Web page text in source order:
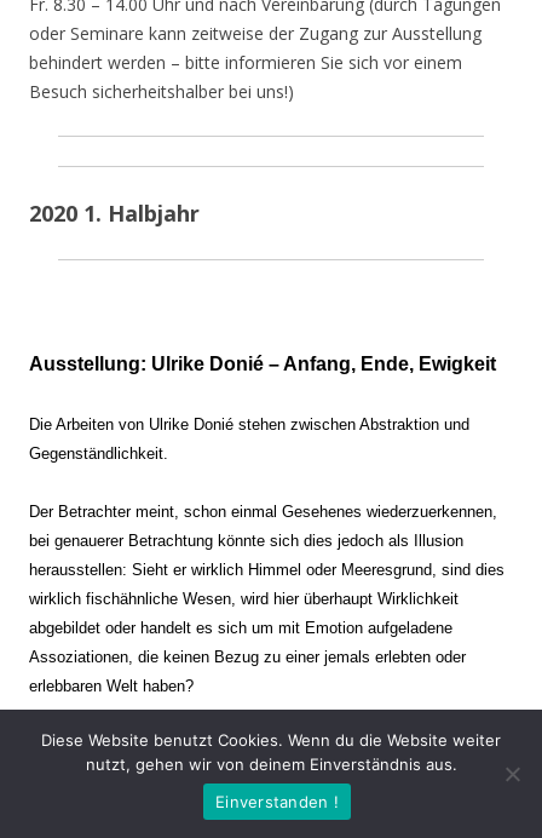
oder Seminare kann zeitweise der Zugang zur Ausstellung
behindert werden – bitte informieren Sie sich vor einem
Besuch sicherheitshalber bei uns!)
2020 1. Halbjahr
Ausstellung: Ulrike Donié – Anfang, Ende, Ewigkeit
Die Arbeiten von Ulrike Donié stehen zwischen Abstraktion und
Gegenständlichkeit.
Der Betrachter meint, schon einmal Gesehenes wiederzuerkennen,
bei genauerer Betrachtung könnte sich dies jedoch als Illusion
herausstellen: Sieht er wirklich Himmel oder Meeresgrund, sind dies
wirklich fischähnliche Wesen, wird hier überhaupt Wirklichkeit
abgebildet oder handelt es sich um mit Emotion aufgeladene
Assoziationen, die keinen Bezug zu einer jemals erlebten oder
erlebbaren Welt haben?
Verharren und Dynamik stehen sich dabei gegenüber. Zeit steht still
oder verrinnt im Nu. Es soll dabei eine Spannung, auch farblich, bis
zur Schmerzgrenze erzeugt werden. Die Arbeiten stellen ambivalente
Diese Website benutzt Cookies. Wenn du die Website weiter
nutzt, gehen wir von deinem Einverständnis aus.
Einverstanden !